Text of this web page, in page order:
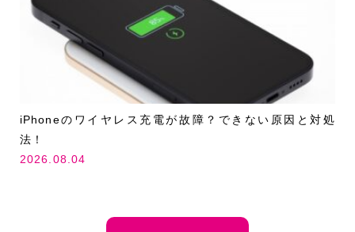
iPhoneのワイヤレス充電が故障？できない原因と対処
法！
2026.08.04